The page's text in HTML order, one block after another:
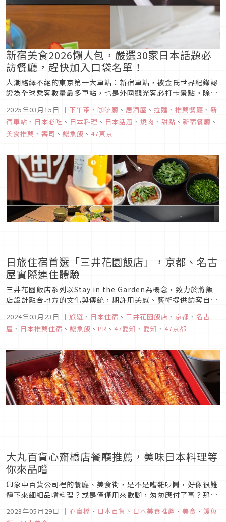
新宿美食2026懶人包，嚴選30家日本話題必
訪餐廳，趕快加入口袋名單！
人潮絡繹不絕的東京第一大車站：新宿車站，被金氏世界紀錄認
證為全球乘客數量最多車站，也是外國觀光客必打卡景點。除了
逛街血拼之外，身為美食一級戰區的新宿車站，也隱藏了不少讓
人垂涎的美食，就讓編輯部來為你一一介紹！
2025年03月15日 ｜ 下午茶 、 咖啡廳 、 居酒屋 、 拉麵 、 推薦餐廳 、 新
宿車站 、 日本必吃 、 日本料理 、 日本話題 、 燒肉 、 甜點 、 新宿餐廳 、
美食推薦 、 壽司 、 鰻魚飯 、 47東京
日旅住宿首選「三井花園飯店」，京都、名古
屋實際連住體驗
三井花園飯店系列以Stay in the Garden為概念，致力於將飯
店設計融合地方的文化與傳統，期許用美感、藝術提供訪客自
然、美味又感動不斷的特殊時光。這次要為各位介紹實際住宿京
都、名古屋的三井花園飯店，享受美味早餐及行李服務的實際經
驗。
2024年03月23日 ｜ 旅遊 、 日本住宿 、 三井花園飯店 、 京都 、 名古
屋 、 日本推薦住宿 、 鰻魚飯 、 PR 、 47愛知 、 愛知 、 47京都
大丸百貨心齋橋店餐廳推薦，美味日本料理等
你來品嚐
印象中百貨公司裡的餐廳、美食街，是不是嘈雜吵鬧，好像很難
靜下來細細品嚐料理？或是僅僅用來歇腳，匆匆應付了事？那大
既存印象。作為購物、休閒和飲食一應俱全的百貨公司，大阪心
2023年05月29日 ｜ 心齋橋 、 日本百貨 、 日本美食推薦 、 美食 、 鰻魚